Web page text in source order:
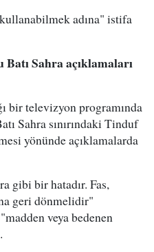
adına" istifa
Sahra açıklamaları
bir televizyon programında
Sahra sınırındaki Tinduf
yönünde açıklamalarda
gibi bir hatadır. Fas,
geri dönmelidir"
veya bedenen